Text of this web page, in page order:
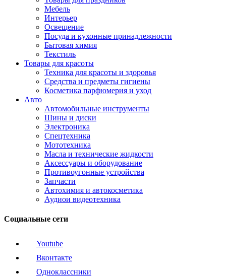
Мебель
Интерьер
Освещение
Посуда и кухонные принадлежности
Бытовая химия
Текстиль
Товары для красоты
Техника для красоты и здоровья
Средства и предметы гигиены
Косметика парфюмерия и уход
Авто
Автомобильные инструменты
Шины и диски
Электроника
Спецтехника
Мототехника
Масла и технические жидкости
Аксессуары и оборудование
Противоугонные устройства
Запчасти
Автохимия и автокосметика
Аудиои видеотехника
Социальные сети
Youtube
Вконтакте
Одноклассники